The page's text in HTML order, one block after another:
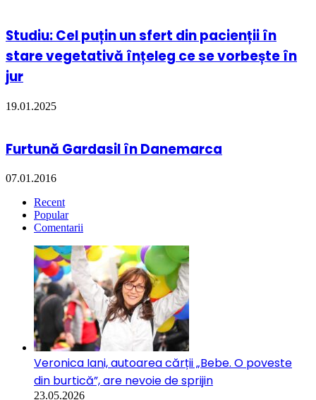
Studiu: Cel puțin un sfert din pacienții în
stare vegetativă înțeleg ce se vorbește în
jur
19.01.2025
Furtună Gardasil în Danemarca
07.01.2016
Recent
Popular
Comentarii
Veronica Iani, autoarea cărții „Bebe. O poveste
din burtică”, are nevoie de sprijin
23.05.2026